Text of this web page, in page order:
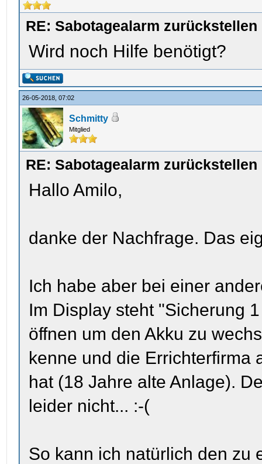
RE: Sabotagealarm zurückstellen
Wird noch Hilfe benötigt?
26-05-2018, 07:02
Schmitty
Mitglied
RE: Sabotagealarm zurückstellen
Hallo Amilo,
danke der Nachfrage. Das
Ich habe aber bei einer
Im Display steht "Sicherung
öffnen um den Akku zu
kenne und die Errichterfirma
hat (18 Jahre alte Anlage).
leider nicht... :-(
So kann ich natürlich den zu